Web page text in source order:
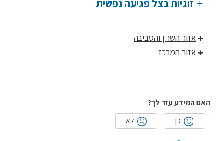
זוגיות בצל פגיעה נפשית
אזור השרון והסביבה
אזור המרכז
האם המידע עזר לך?
כן
לא